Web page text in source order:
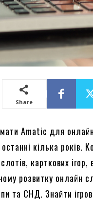
Share
Amatic для
кілька років.
карткових
розвитку онлайн
та СНД. Знайти